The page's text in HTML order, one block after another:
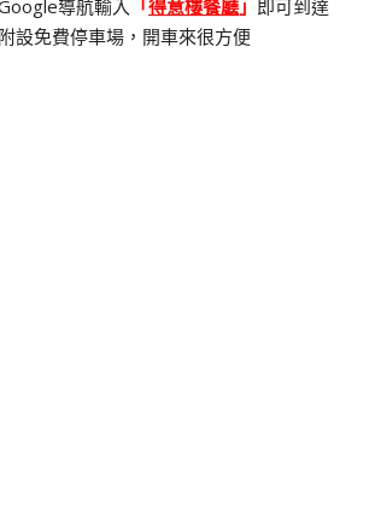
導航輸入 「得意樓餐廳 」 即可到達
設免費停車場，開車來很方便